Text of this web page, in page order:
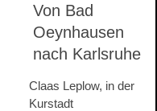
Von Bad
Oeynhausen
nach Karlsruhe
Claas Leplow, in der
Kurstadt